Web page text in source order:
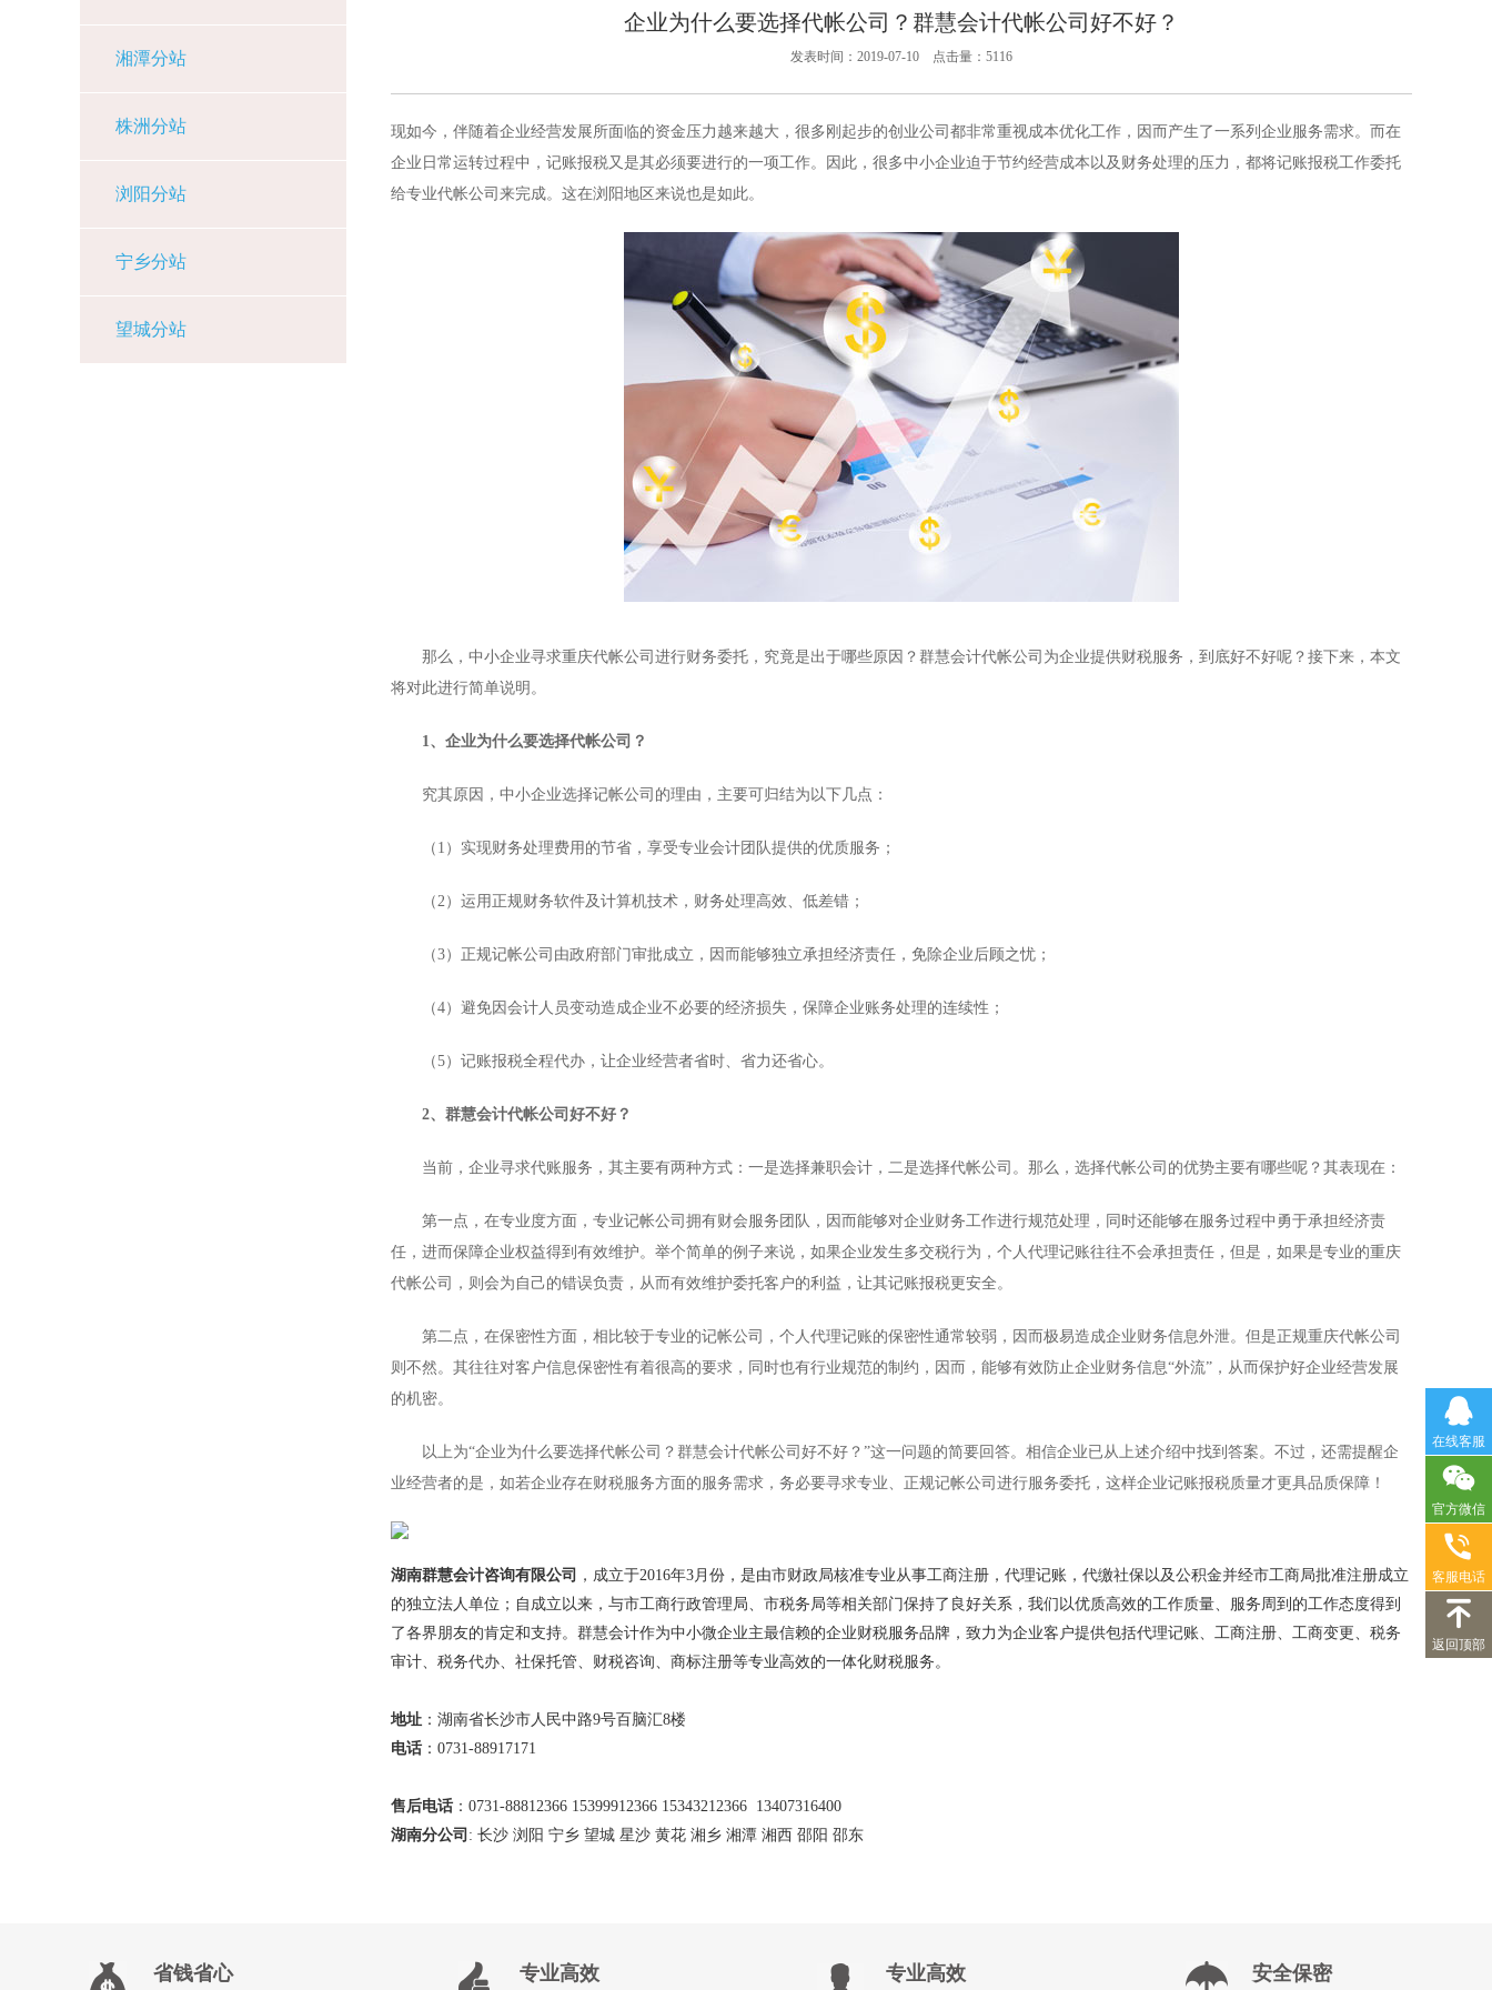
湘潭分站
株洲分站
浏阳分站
宁乡分站
望城分站
企业为什么要选择代帐公司？群慧会计代帐公司好不好？
发表时间：2019-07-10 点击量：5116
现如今，伴随着企业经营发展所面临的资金压力越来越大，很多刚起步的创业公司都非常重视成本优化工作，因而产生了一系列企业服务需求。而在
企业日常运转过程中，记账报税又是其必须要进行的一项工作。因此，很多中小企业迫于节约经营成本以及财务处理的压力，都将记账报税工作委托
给专业代帐公司来完成。这在浏阳地区来说也是如此。
那么，中小企业寻求重庆代帐公司进行财务委托，究竟是出于哪些原因？群慧会计代帐公司为企业提供财税服务，到底好不好呢？接下来，本文
将对此进行简单说明。
1、企业为什么要选择代帐公司？
究其原因，中小企业选择记帐公司的理由，主要可归结为以下几点：
（1）实现财务处理费用的节省，享受专业会计团队提供的优质服务；
（2）运用正规财务软件及计算机技术，财务处理高效、低差错；
（3）正规记帐公司 由政府部门审批成立，因而能够独立承担经济责任，免除企业后顾之忧；
（4）避免因会计人员变动造成企业不必要的经济损失，保障企业账务处理的连续性；
（5）记账报税全程代办，让企业经营者省时、省力还省心。
2、群慧会计代帐公司好不好？
当前，企业寻求代账服务，其主要有两种方式：一是选择兼职会计，二是选择代帐公司。那么，选择代帐公司的优势主要有哪些呢？其表现在：
第一点，在专业度方面，专业记帐公司拥有财会服务团队，因而能够对企业财务工作进行规范处理，同时还能够在服务过程中勇于承担经济责
任，进而保障企业权益得到有效维护。举个简单的例子来说，如果企业发生多交税行为，个人代理记账往往不会承担责任，但是，如果是专业的重庆
代帐公司，则会为自己的错误负责，从而有效维护委托客户的利益，让其记账报税更安全。
第二点，在保密性方面，相比较于专业的记帐公司，个人代理记账的保密性通常较弱，因而极易造成企业财务信息外泄。但是正规重庆代帐公司
则不然。其往往对客户信息保密性有着很高的要求，同时也有行业规范的制约，因而，能够有效防止企业财务信息“外流”，从而保护好企业经营发展
的机密。
以上为“企业为什么要选择代帐公司？群慧会计代帐公司好不好？”这一问题的简要回答。相信企业已从上述介绍中找到答案。不过，还需提醒企
业经营者的是，如若企业存在财税服务方面的服务需求，务必要寻求专业、正规记帐公司进行服务委托，这样企业记账报税质量才更具品质保障！
湖南群慧会计咨询有限公司
，成立于2016年3月份，是由市财政局核准专业从事工商注册，代理记账，代缴社保以及公积金并经市工商局批准注册成立
的独立法人单位；自成立以来，与市工商行政管理局、市税务局等相关部门保持了良好关系，我们以优质高效的工作质量、服务周到的工作态度得到
了各界朋友的肯定和支持。群慧会计作为中小微企业主最信赖的企业财税服务品牌，致力为企业客户提供包括代理记账、工商注册、工商变更、税务
审计、税务代办、社保托管、财税咨询、商标注册等专业高效的一体化财税服务。
地址 ：湖南省长沙市人民中路9号百脑汇8楼
电话 ：0731-88917171
售后电话 ：0731-88812366 15399912366 15343212366 13407316400
湖南分公司 : 长沙 浏阳 宁乡 望城 星沙 黄花 湘乡 湘潭 湘西 邵阳 邵东
省钱省心 专业高效 专业高效 安全保密
在线客服
官方微信
客服电话
返回顶部